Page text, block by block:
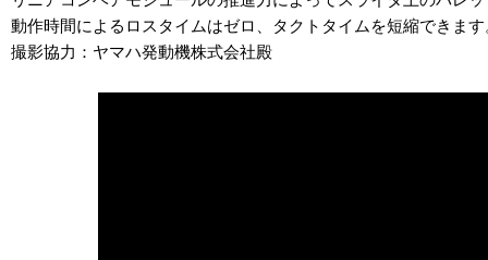
動作時間によるロスタイムはゼロ、タクトタイムを短縮できます
撮影協力：ヤマハ発動機株式会社殿